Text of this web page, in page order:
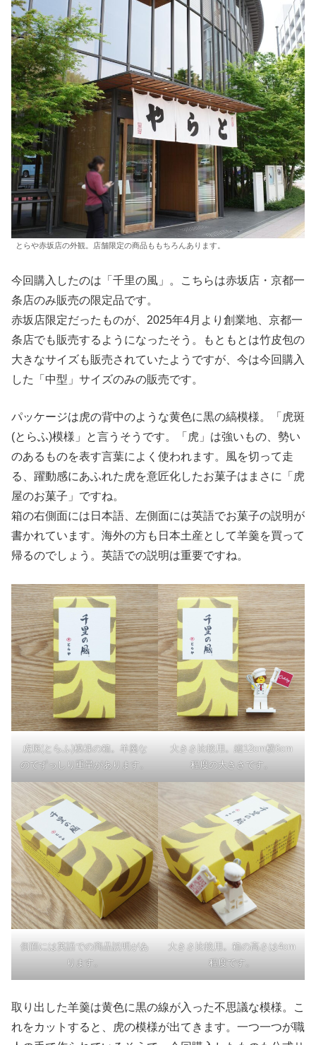
とらや赤坂店の外観。店舗限定の商品ももちろんあります。
今回購入したのは「千里の風」。こちらは赤坂店・京都一
条店のみ販売の限定品です。
赤坂店限定だったものが、2025年4月より創業地、京都一
条店でも販売するようになったそう。もともとは竹皮包の
大きなサイズも販売されていたようですが、今は今回購入
した「中型」サイズのみの販売です。
パッケージは虎の背中のような黄色に黒の縞模様。「虎斑
(とらふ)模様」と言うそうです。「虎」は強いもの、勢い
のあるものを表す言葉によく使われます。風を切って走
る、躍動感にあふれた虎を意匠化したお菓子はまさに「虎
屋のお菓子」ですね。
箱の右側面には日本語、左側面には英語でお菓子の説明が
書かれています。海外の方も日本土産として羊羹を買って
帰るのでしょう。英語での説明は重要ですね。
虎斑(とらふ)模様の箱。羊羹な
のでずっしり重量があります。
大きさ比較用。縦12cm横6cm
程度の大きさです。
側面には英語での商品説明があ
ります。
大きさ比較用。箱の高さは4cm
程度です。
取り出した羊羹は黄色に黒の線が入った不思議な模様。こ
れをカットすると、虎の模様が出てきます。一つ一つが職